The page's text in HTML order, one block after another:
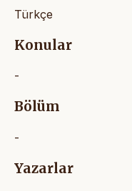
Türkçe
Konular
-
Bölüm
-
Yazarlar